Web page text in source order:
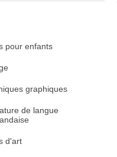
pour enfants
graphiques
de langue
d'art